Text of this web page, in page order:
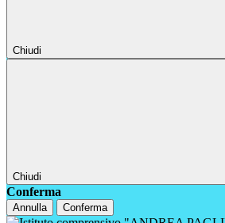
Chiudi
Chiudi
Conferma
Annulla Conferma